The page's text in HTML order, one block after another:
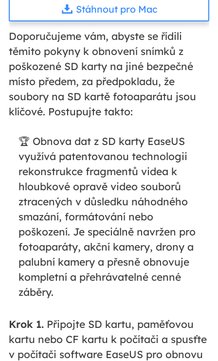
Stáhnout pro Mac
Doporučujeme vám, abyste se řídili
těmito pokyny k obnovení snímků z
poškozené SD karty na jiné bezpečné
místo předem, za předpokladu, že
soubory na SD kartě fotoaparátu jsou
klíčové. Postupujte takto:
🏆 Obnova dat z SD karty EaseUS
využívá patentovanou technologii
rekonstrukce fragmentů videa k
hloubkové opravě video souborů
ztracených v důsledku náhodného
smazání, formátování nebo
poškození. Je speciálně navržen pro
fotoaparáty, akční kamery, drony a
palubní kamery a přesně obnovuje
kompletní a přehrávatelné cenné
záběry.
Krok 1.Připojte SD kartu, paměťovou
kartu nebo CF kartu k počítači a spusťte
v počítači software EaseUS pro obnovu